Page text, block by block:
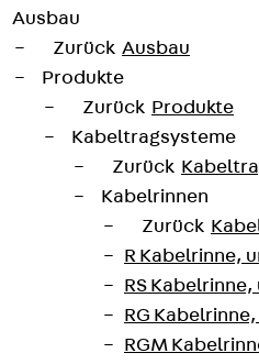
Ausbau
Zurück Ausbau
Produkte
Zurück Produkte
Kabeltragsysteme
Zurück
Kabelrinnen
Zurück
R Kabelrinne,
RS
RG
RGM